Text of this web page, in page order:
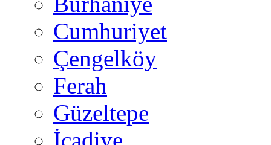
Cumhuriyet
Çengelköy
Ferah
Güzeltepe
İcadiye